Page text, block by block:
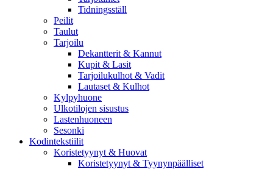
Tidningsställ
Peilit
Taulut
Tarjoilu
Dekantterit & Kannut
Kupit & Lasit
Tarjoilukulhot & Vadit
Lautaset & Kulhot
Kylpyhuone
Ulkotilojen sisustus
Lastenhuoneen
Sesonki
Kodintekstiilit
Koristetyynyt & Huovat
Koristetyynyt & Tyynynpäälliset